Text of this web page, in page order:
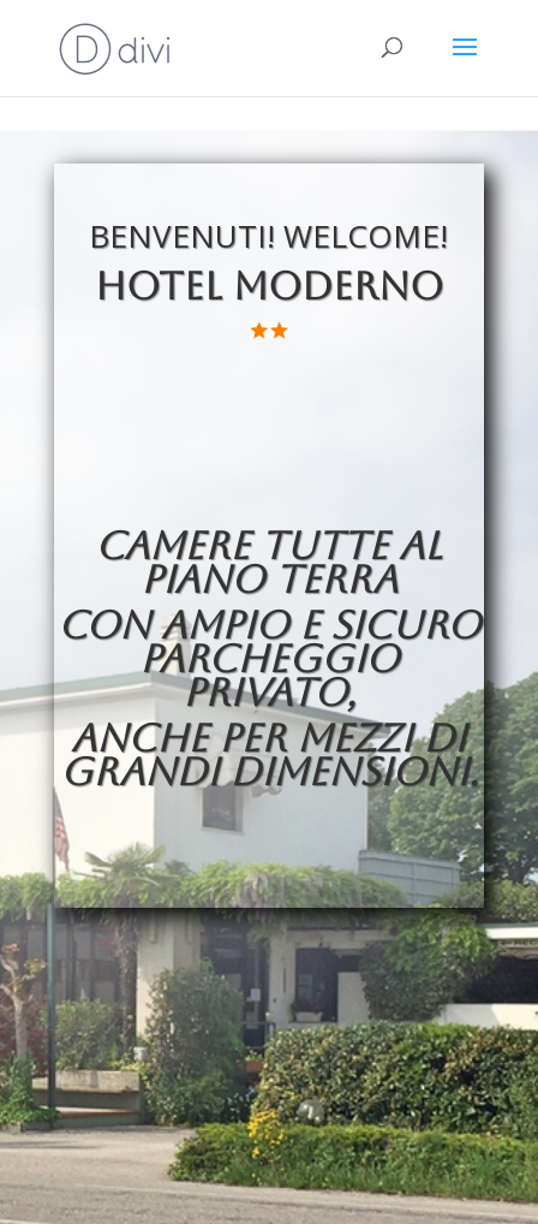
BENVENUTI! WELCOME!
HOTEL MODERNO
CAMERE TUTTE AL
PIANO TERRA
CON AMPIO E SICURO
PARCHEGGIO
PRIVATO,
ANCHE PER MEZZI DI
GRANDI DIMENSIONI.